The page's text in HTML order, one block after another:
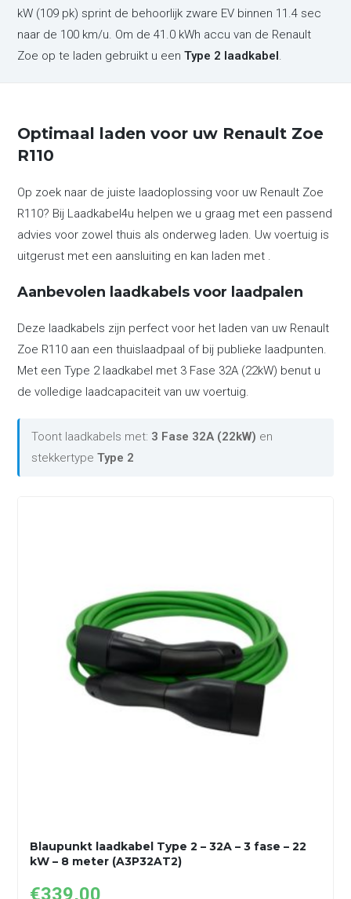
kW (109 pk) sprint de behoorlijk zware EV binnen 11.4 sec
naar de 100 km/u. Om de 41.0 kWh accu van de Renault
Zoe op te laden gebruikt u eenType 2 laadkabel.
Optimaal laden voor uw Renault Zoe
R110
Op zoek naar de juiste laadoplossing voor uw Renault Zoe
R110? Bij Laadkabel4u helpen we u graag met een passend
advies voor zowel thuis als onderweg laden. Uw voertuig is
uitgerust met een aansluiting en kan laden met .
Aanbevolen laadkabels voor laadpalen
Deze laadkabels zijn perfect voor het laden van uw Renault
Zoe R110 aan een thuislaadpaal of bij publieke laadpunten.
Met een Type 2 laadkabel met 3 Fase 32A (22kW) benut u
de volledige laadcapaciteit van uw voertuig.
Toont laadkabels met: 3 Fase 32A (22kW) en
stekkertypeType 2
Blaupunkt laadkabel Type 2 – 32A – 3 fase – 22
kW – 8 meter (A3P32AT2)
€339,00